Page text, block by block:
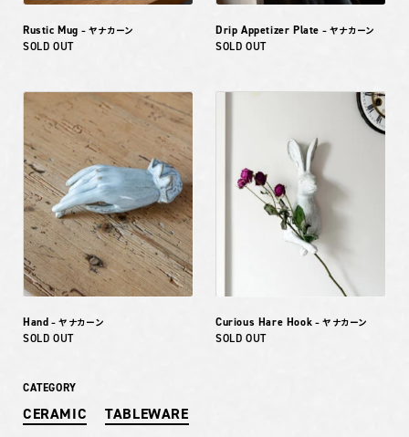
Rustic Mug – ヤナカーン
SOLD OUT
Drip Appetizer Plate – ヤナカーン
SOLD OUT
Hand – ヤナカーン
SOLD OUT
Curious Hare Hook – ヤナカーン
SOLD OUT
CATEGORY
CERAMIC TABLEWARE